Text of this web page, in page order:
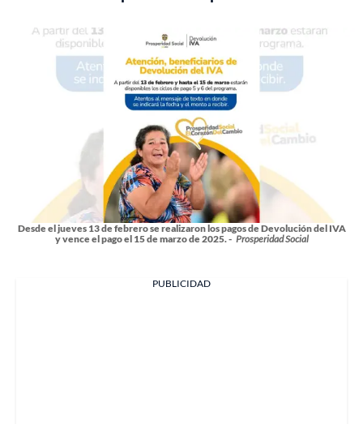
Desde el jueves 13 de febrero se realizaron los pagos de Devolución del IVA
y vence el pago el 15 de marzo de 2025. - Prosperidad Social
PUBLICIDAD